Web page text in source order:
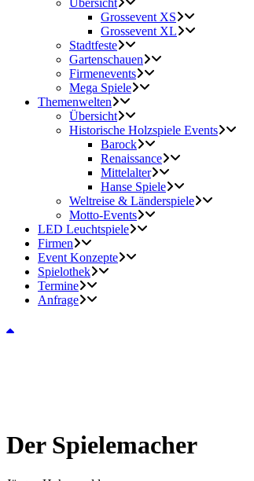
Übersicht
Grossevent XS
Grossevent XL
Stadtfeste
Gartenschauen
Firmenevents
Mega Spiele
Themenwelten
Übersicht
Historische Holzspiele Events
Barock
Renaissance
Mittelalter
Hanse Spiele
Weltreise & Länderspiele
Motto-Events
LED Leuchtspiele
Firmen
Event Konzepte
Spielothek
Termine
Anfrage
Der Spielemacher